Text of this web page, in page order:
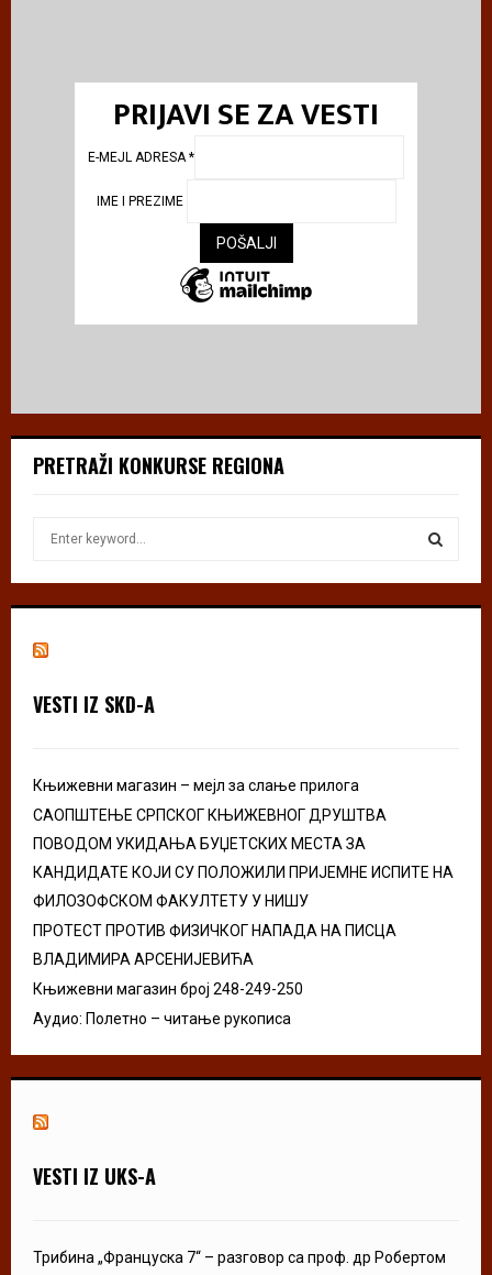
PRIJAVI SE ZA VESTI
E-MEJL ADRESA*
IME I PREZIME
PRETRAŽI KONKURSE REGIONA
h
r
S
VESTI IZ SKD-A
Књижевни магазин – мејл за слање прилога
САОПШТЕЊЕ СРПСКОГ КЊИЖЕВНОГ ДРУШТВА
ПОВОДОМ УКИДАЊА БУЏЕТСКИХ МЕСТА ЗА
КАНДИДАТЕ КОЈИ СУ ПОЛОЖИЛИ ПРИЈЕМНЕ ИСПИТЕ НА
ФИЛОЗОФСКОМ ФАКУЛТЕТУ У НИШУ
ПРОТЕСТ ПРОТИВ ФИЗИЧКОГ НАПАДА НА ПИСЦА
ВЛАДИМИРА АРСЕНИЈЕВИЋА
Књижевни магазин број 248-249-250
Аудио: Полетно – читање рукописа
VESTI IZ UKS-A
Трибина „Француска 7“ – разговор са проф. др Робертом